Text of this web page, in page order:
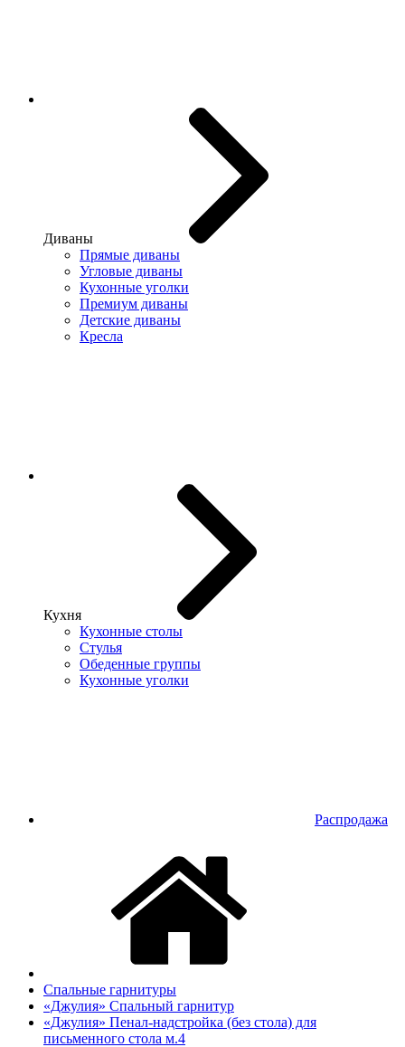
Диваны
Прямые диваны
Угловые диваны
Кухонные уголки
Премиум диваны
Детские диваны
Кресла
Кухня
Кухонные столы
Стулья
Обеденные группы
Кухонные уголки
Распродажа
Спальные гарнитуры
«Джулия» Спальный гарнитур
«Джулия» Пенал-надстройка (без стола) для
письменного стола м.4